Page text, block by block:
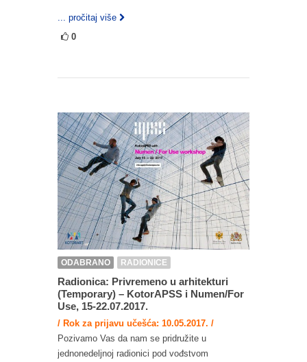
... pročitaj više
0
ODABRANO RADIONICE
Radionica: Privremeno u arhitekturi
(Temporary) – KotorAPSS i Numen/For
Use, 15-22.07.2017.
/ Rok za prijavu učešća: 10.05.2017. /
Pozivamo Vas da nam se pridružite u
jednonedeljnoj radionici pod vođstvom